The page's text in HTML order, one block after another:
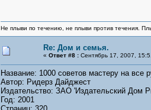
Не плыви по течению, не плыви против течения.
Re: Дом и семья.
« Ответ #8 :Сентябрь 17, 2007,
Название: 1000 советов мастеру на все
Автор: Ридерз Дайджест
Издательство: ЗАО 'Издательский Дом
Год: 2001